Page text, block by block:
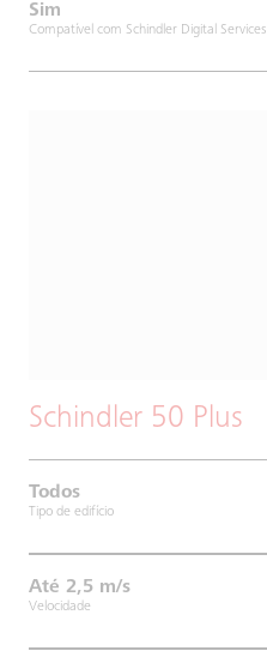
Sim
Compatível com Schindler Digital Services
Schindler 50 Plus
Todos
Tipo de edifício
Até 2,5 m/s
Velocidade